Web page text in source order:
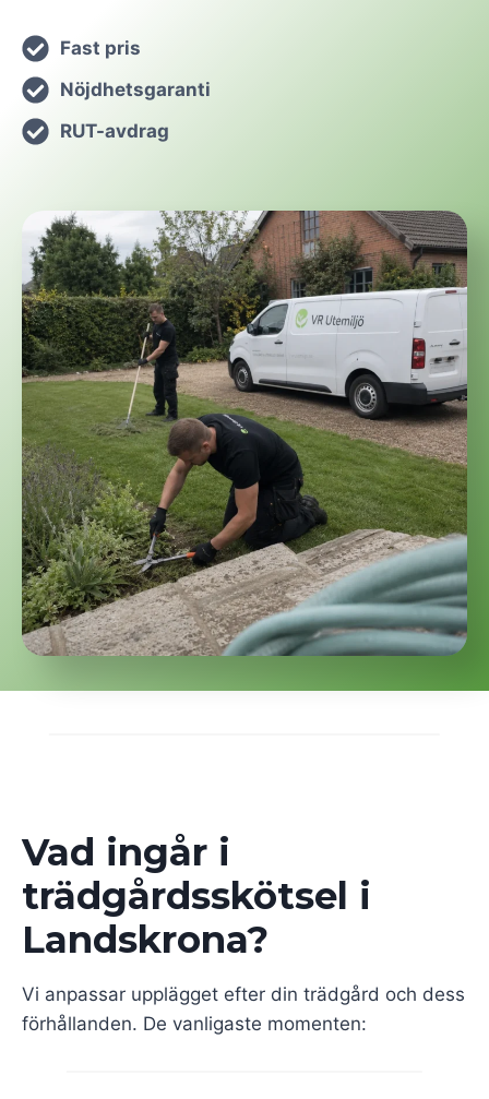
Fast pris
Nöjdhetsgaranti
RUT-avdrag
Vad ingår i
trädgårdsskötsel i
Landskrona?
Vi anpassar upplägget efter din trädgård och dess
förhållanden. De vanligaste momenten: